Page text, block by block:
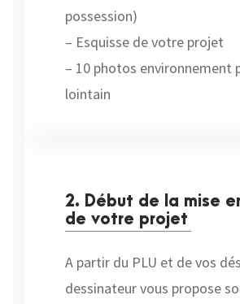
possession)
– Esquisse de votre projet
– 10 photos environnement
lointain
2. Début de la mise
de votre projet
A partir du PLU et de vos
dessinateur vous propose